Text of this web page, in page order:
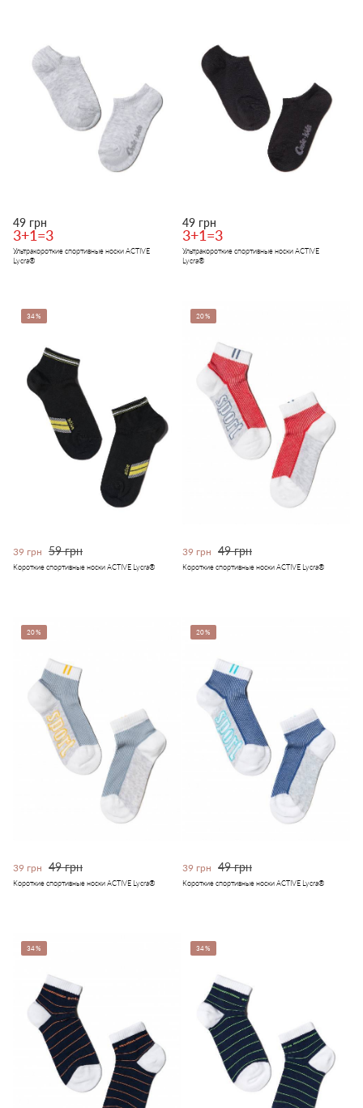
49 грн
3+1=3
Ультракороткие спортивные носки ACTIVE
Lycra®
49 грн
3+1=3
Ультракороткие спортивные носки ACTIVE
Lycra®
34%
39 грн 59 грн
Короткие спортивные носки ACTIVE Lycra®
20%
39 грн 49 грн
Короткие спортивные носки ACTIVE Lycra®
20%
39 грн 49 грн
Короткие спортивные носки ACTIVE Lycra®
20%
39 грн 49 грн
Короткие спортивные носки ACTIVE Lycra®
34% 34%